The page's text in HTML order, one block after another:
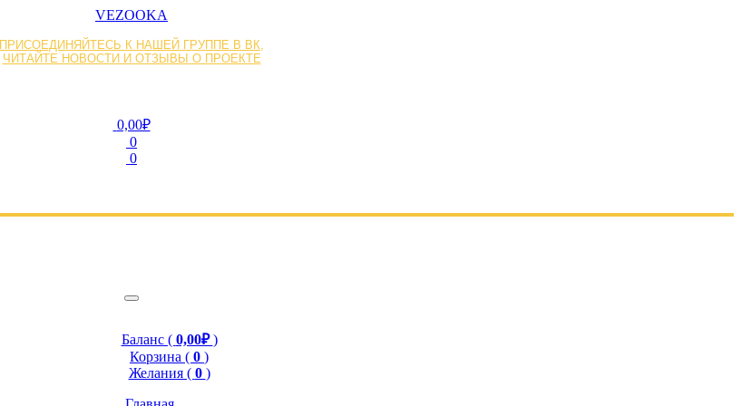
VEZOOKA
ПРИСОЕДИНЯЙТЕСЬ К НАШЕЙ ГРУППЕ В ВК,
ЧИТАЙТЕ НОВОСТИ И ОТЗЫВЫ О ПРОЕКТЕ
0,00₽
0
0
Баланс ( 0,00₽)
Корзина ( 0 )
Желания ( 0 )